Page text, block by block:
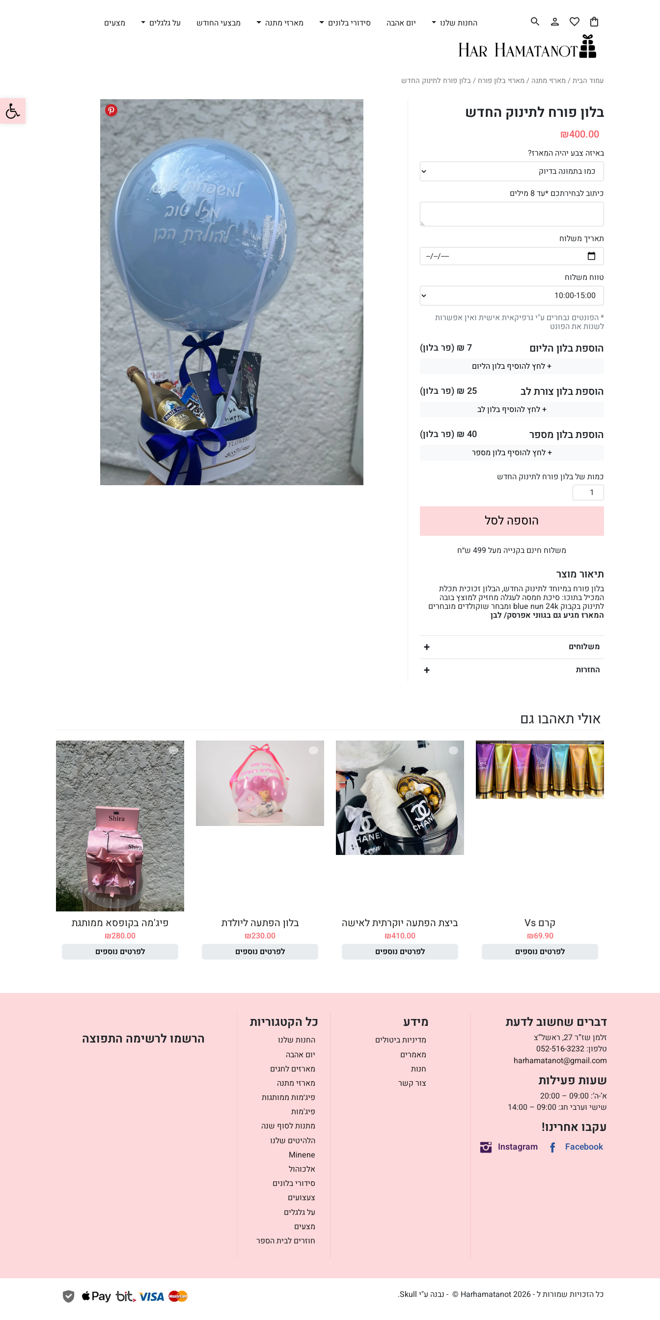
פתח
החנות שלנו יום אהבה סידורי בלונים מארזי מתנה מבצעי החודש על גלגלים מצעים
עמוד הבית/מארזי מתנה /מארזי בלון פורח / בלון פורח לתינוק החדש
בלון פורח לתינוק החדש
₪400.00
באיזה צבע יהיה המארז?
כיתוב לבחירתכם *עד 8 מילים
תאריך משלוח
טווח משלוח
* הפונטים נבחרים ע"י גרפיקאית אישית ואין אפשרות
לשנות את הפונט
הוספת בלון הליום 7 ₪ (פר בלון)
+ לחץ להוסיף בלון הליום
הוספת בלון צורת לב 25 ₪ (פר בלון)
+ לחץ להוסיף בלון לב
הוספת בלון מספר 40 ₪ (פר בלון)
+ לחץ להוסיף בלון מספר
כמות של בלון פורח לתינוק החדש
הוספה לסל
משלוח חינם בקנייה מעל 499 ש״ח
תיאור מוצר
בלון פורח במיוחד לתינוק החדש, הבלון זכוכית תכלת
המכיל בתוכו: סיכת חמסה לעגלה מחזיק למוצץ בובה
לתינוק בקבוק blue nun 24k ומבחר שוקולדים מובחרים
המארז מגיע גם בגווני אפרסק/ לבן
משלוחים
החזרות
אולי תאהבו גם
קרם Vs
₪69.90
לפרטים נוספים
ביצת הפתעה יוקרתית לאישה
₪410.00
לפרטים נוספים
בלון הפתעה ליולדת
₪230.00
לפרטים נוספים
פיג'מה בקופסא ממותגת
₪280.00
לפרטים נוספים
דברים שחשוב לדעת
זלמן שז”ר 27, ראשל”צ
טלפון: 052-516-3232
harhamatanot@gmail.com
שעות פעילות
א’-ה’: 09:00 – 20:00
שישי וערבי חג: 09:00 – 14:00
עקבו אחרינו!
Facebook
Instagram
מידע
מדיניות ביטולים
מאמרים
חנות
צור קשר
כל הקטגוריות
החנות שלנו
יום אהבה
מארזים לחגים
מארזי מתנה
פיג׳מות ממותגות
פיג'מות
מתנות לסוף שנה
הלהיטים שלנו
Minene
אלכוהול
סידורי בלונים
צעצועים
על גלגלים
מצעים
חוזרים לבית הספר
הרשמו לרשימה התפוצה
כל הזכויות שמורות ל - Harhamatanot 2026 © - נבנה ע"י Skull
.